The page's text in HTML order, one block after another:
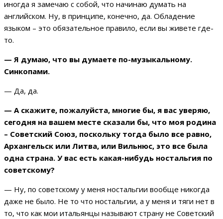
иногда я замечаю с собой, что начинаю думать на
английском. Ну, в принципе, конечно, да. Обладение
языком – это обязательное правило, если вы живете где-
то.
— Я думаю, что вы думаете по-музыкальному.
Синкопами.
— Да, да.
— А скажите, пожалуйста, многие бы, я вас уверяю,
сегодня на вашем месте сказали бы, что моя родина
– Советский Союз, поскольку тогда было все равно,
Архангельск или Литва, или Вильнюс, это все была
одна страна. У вас есть какая-нибудь ностальгия по
советскому?
— Ну, по советскому у меня ностальгии вообще никогда
даже не было. Не то что ностальгии, а у меня и тяги нет в
то, что как мои итальянцы называют страну не Советский